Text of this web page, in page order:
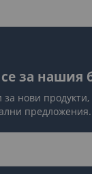
за нашия
нови
предложения.